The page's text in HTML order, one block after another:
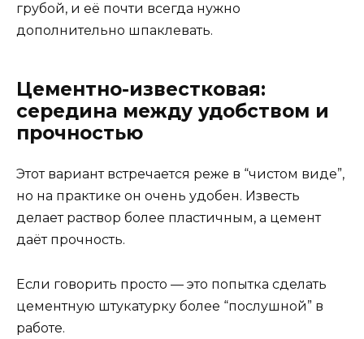
грубой, и её почти всегда нужно
дополнительно шпаклевать.
Цементно-известковая:
середина между удобством и
прочностью
Этот вариант встречается реже в “чистом виде”,
но на практике он очень удобен. Известь
делает раствор более пластичным, а цемент
даёт прочность.
Если говорить просто — это попытка сделать
цементную штукатурку более “послушной” в
работе.